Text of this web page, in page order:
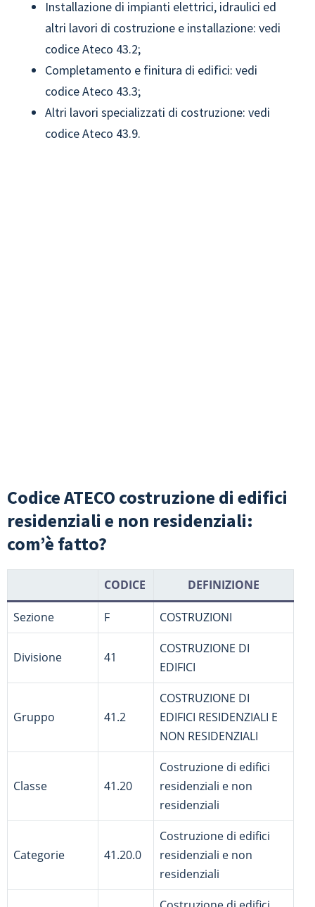
Installazione di impianti elettrici, idraulici ed
altri lavori di costruzione e installazione: vedi
codice Ateco 43.2;
Completamento e finitura di edifici: vedi
codice Ateco 43.3;
Altri lavori specializzati di costruzione: vedi
codice Ateco 43.9.
Codice ATECO costruzione di edifici
residenziali e non residenziali:
com’è fatto?
CODICE DEFINIZIONE
Sezione F COSTRUZIONI
Divisione 41
COSTRUZIONE DI
EDIFICI
Gruppo 41.2
COSTRUZIONE DI
EDIFICI RESIDENZIALI E
NON RESIDENZIALI
Classe 41.20
Costruzione di edifici
residenziali e non
residenziali
Categorie 41.20.0
Costruzione di edifici
residenziali e non
residenziali